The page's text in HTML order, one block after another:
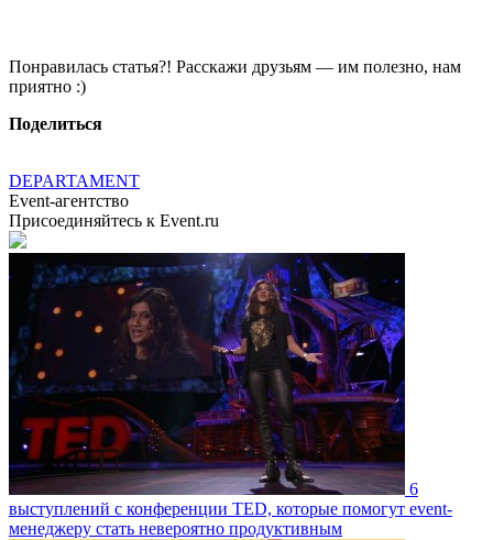
Понравилась статья?! Расскажи друзьям — им полезно, нам
приятно :)
Поделиться
DEPARTAMENT
Event-агентство
Присоединяйтесь к Event.ru
6
выступлений с конференции TED, которые помогут event-
менеджеру стать невероятно продуктивным